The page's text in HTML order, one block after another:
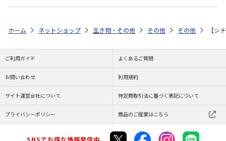
ホーム ネットショップ 生き物・その他 その他 その他 【シ
ご利用ガイド よくあるご質問
お問い合わせ 利用規約
サイト運営会社について 特定商取引法に基づく表記について
プライバシーポリシー 商品のご提案はこちら